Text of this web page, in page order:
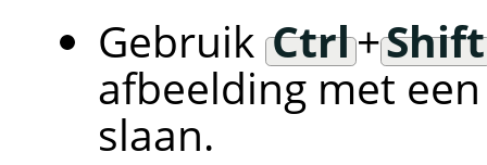
Gebruik Ctrl+Shift
afbeelding met
slaan.